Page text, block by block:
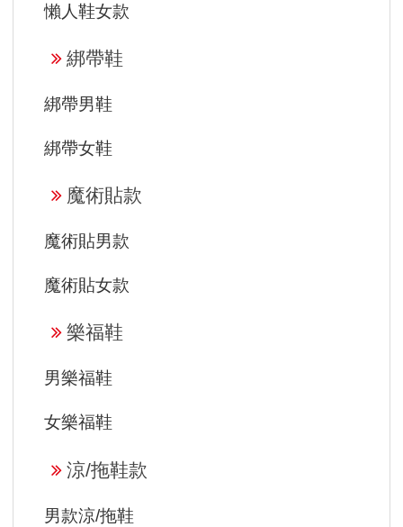
懶人鞋女款
綁帶鞋
綁帶男鞋
綁帶女鞋
魔術貼款
魔術貼男款
魔術貼女款
樂福鞋
男樂福鞋
女樂福鞋
涼/拖鞋款
男款涼/拖鞋